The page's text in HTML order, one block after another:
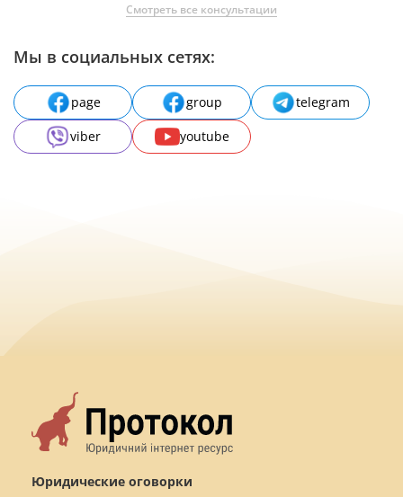
Смотреть все консультации
Мы в социальных сетях:
page group
telegram
viber
youtube
Юридические оговорки